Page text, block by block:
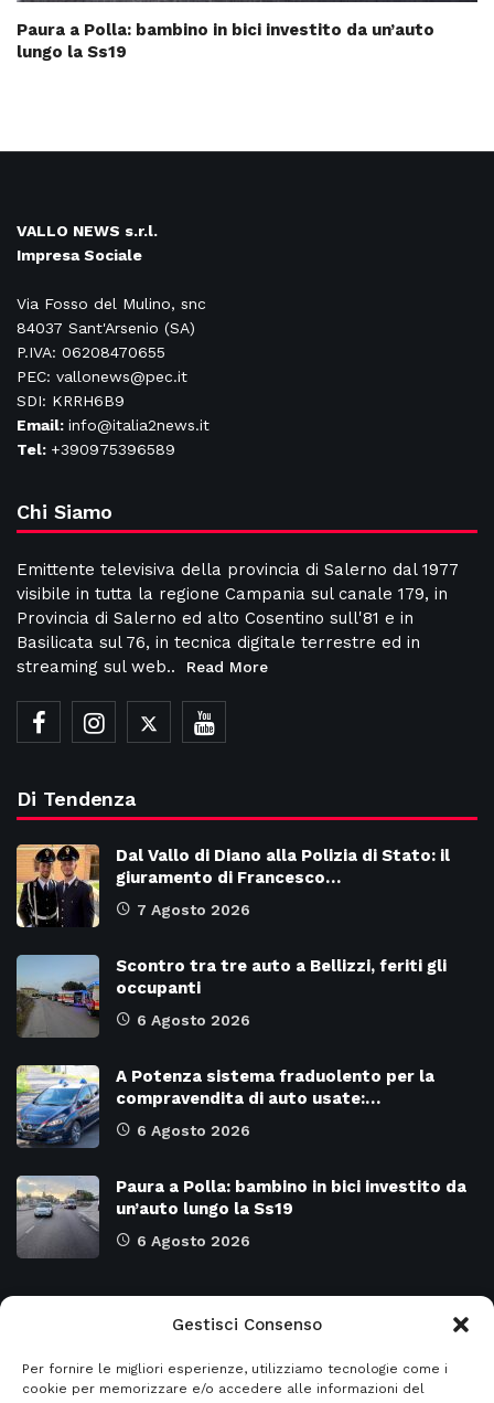
Gestisci Consenso
Per fornire le migliori esperienze, utilizziamo tecnologie come i
cookie per memorizzare e/o accedere alle informazioni del
Paura a Polla: bambino in bici investito da un’auto
lungo la Ss19
VALLO NEWS s.r.l.
Impresa Sociale
Via Fosso del Mulino, snc
84037 Sant'Arsenio (SA)
P.IVA: 06208470655
PEC: vallonews@pec.it
SDI: KRRH6B9
Email: info@italia2news.it
Tel: +390975396589
Chi Siamo
Emittente televisiva della provincia di Salerno dal 1977
visibile in tutta la regione Campania sul canale 179, in
Provincia di Salerno ed alto Cosentino sull'81 e in
Basilicata sul 76, in tecnica digitale terrestre ed in
streaming sul web..
Read More
Di Tendenza
Dal Vallo di Diano alla Polizia di Stato: il
giuramento di Francesco…
7 Agosto 2026
Scontro tra tre auto a Bellizzi, feriti gli
occupanti
6 Agosto 2026
A Potenza sistema fraduolento per la
compravendita di auto usate:…
6 Agosto 2026
Paura a Polla: bambino in bici investito da
un’auto lungo la Ss19
6 Agosto 2026
Attualità 8973 SALERNO e Provincia 4128